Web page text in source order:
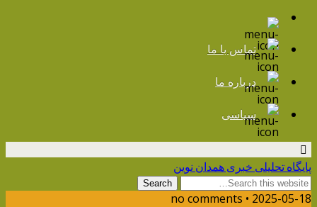
تماس با ما
درباره ما
سیاسی
پایگاه تحلیلی خبری همدان نوین
2025-05-18 • no comments